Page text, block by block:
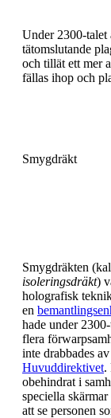
Under 2300-
tätomslutande
och tillät ett mer
fällas ihop och
Smygdräkt
Smygdräkten
isoleringsdräkt)
holografisk
en
hade under
flera
inte drabbades
Huvuddirektivet.
obehindrat i
speciella
att se personen